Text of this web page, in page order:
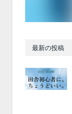
最新の投稿